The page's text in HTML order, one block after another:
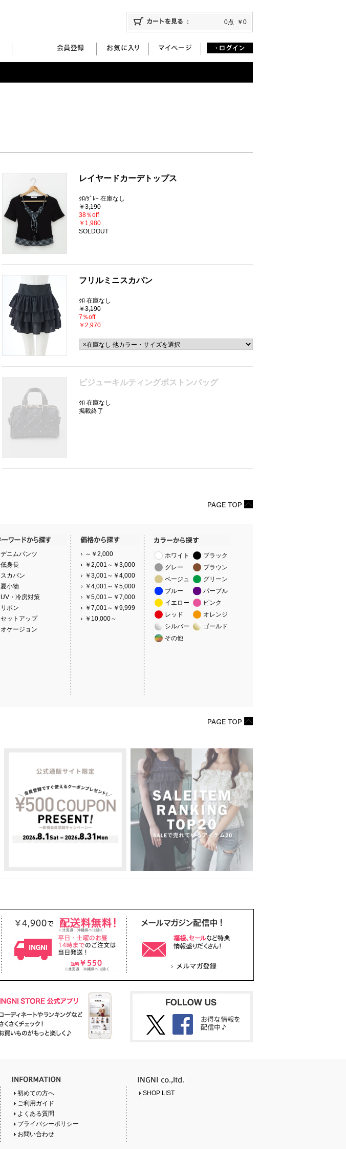
0点 ￥0
レイヤードカーデトップス
ｸﾛ/ｸﾞﾚｰ 在庫なし
￥3,190
38％off
￥1,980
SOLDOUT
フリルミニスカパン
ｸﾛ 在庫なし
￥3,190
7％off
￥2,970
ビジューキルティングボストンバッグ
ｸﾛ 在庫なし
掲載終了
デニムパンツ
低身長
スカパン
夏小物
UV・冷房対策
リボン
セットアップ
オケージョン
～￥2,000
￥2,001～￥3,000
￥3,001～￥4,000
￥4,001～￥5,000
￥5,001～￥7,000
￥7,001～￥9,999
￥10,000～
ホワイト
ブラック
グレー
ブラウン
ベージュ
グリーン
ブルー
パープル
イエロー
ピンク
レッド
オレンジ
シルバー
ゴールド
その他
初めての方へ
ご利用ガイド
よくある質問
プライバシーポリシー
お問い合わせ
SHOP LIST